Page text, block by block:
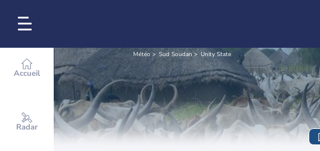
Accueil
Radar
Météo Sud Soudan Unity State